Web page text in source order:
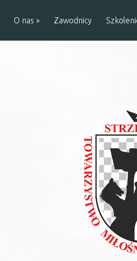
O nas » Zawodnicy